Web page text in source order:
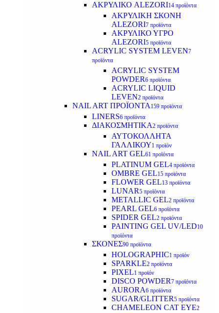
ΑΚΡΥΛΙΚΟ ALEZORI14 προϊόντα
ΑΚΡΥΛΙΚΗ ΣΚΟΝΗ
ALEZORI7 προϊόντα
ΑΚΡΥΛΙΚΟ ΥΓΡΟ
ALEZORI5 προϊόντα
ACRYLIC SYSTEM LEVEN7
προϊόντα
ACRYLIC SYSTEM
POWDER6 προϊόντα
ACRYLIC LIQUID
LEVEN2 προϊόντα
NAIL ART ΠΡΟΪΟΝΤΑ 159 προϊόντα
LINERS6 προϊόντα
ΔΙΑΚΟΣΜΗΤΙΚΑ2 προϊόντα
ΑΥΤΟΚΟΛΛΗΤΑ
ΓΑΛΛΙΚΟΥ1 προϊόν
NAIL ART GEL61 προϊόντα
PLATINUM GEL4 προϊόντα
OMBRE GEL15 προϊόντα
FLOWER GEL13 προϊόντα
LUNAR5 προϊόντα
METALLIC GEL2 προϊόντα
PEARL GEL6 προϊόντα
SPIDER GEL2 προϊόντα
PAINTING GEL UV/LED10
προϊόντα
ΣΚΟΝΕΣ90 προϊόντα
HOLOGRAPHIC1 προϊόν
SPARKLE2 προϊόντα
PIXEL1 προϊόν
DISCO POWDER7 προϊόντα
AURORA6 προϊόντα
SUGAR/GLITTER5 προϊόντα
CHAMELEON CAT EYE2